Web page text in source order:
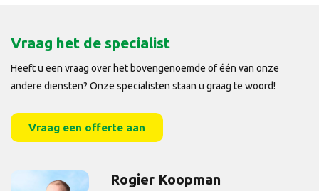
Vraag het de specialist
Heeft u een vraag over het bovengenoemde of één van onze
andere diensten? Onze specialisten staan u graag te woord!
Vraag een offerte aan
Rogier Koopman